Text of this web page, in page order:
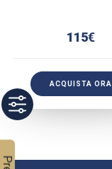
115€
ACQUISTA ORA